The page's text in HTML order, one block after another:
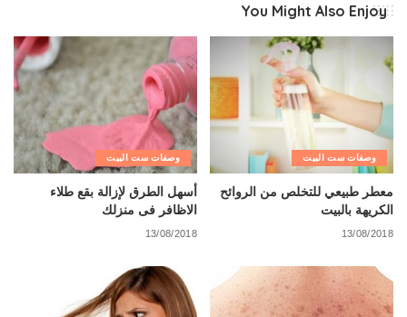
You Might Also Enjoy
وصفات ست البيت
معطر طبيعي للتخلص من الروائح
الكريهة بالبيت
13/08/2018
وصفات ست البيت
أسهل الطرق لإزالة بقع طلاء
الاظافر فى منزلك
13/08/2018